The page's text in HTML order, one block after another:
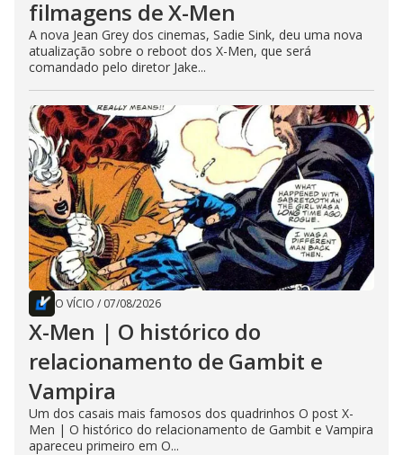
filmagens de X-Men
A nova Jean Grey dos cinemas, Sadie Sink, deu uma nova
atualização sobre o reboot dos X-Men, que será
comandado pelo diretor Jake...
O VÍCIO / 07/08/2026
X-Men | O histórico do
relacionamento de Gambit e
Vampira
Um dos casais mais famosos dos quadrinhos O post X-
Men | O histórico do relacionamento de Gambit e Vampira
apareceu primeiro em O...